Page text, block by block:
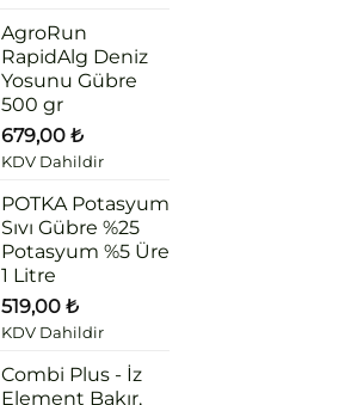
AgroRun
RapidAlg Deniz
Yosunu Gübre
500 gr
679,00 ₺
KDV Dahildir
POTKA Potasyum
Sıvı Gübre %25
Potasyum %5 Üre
1 Litre
519,00 ₺
KDV Dahildir
Combi Plus - İz
Element Bakır,